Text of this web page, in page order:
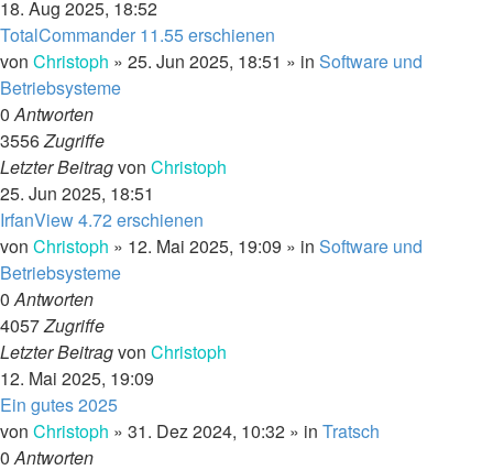
18. Aug 2025, 18:52
TotalCommander 11.55 erschienen
von Christoph » 25. Jun 2025, 18:51 » in Software und
Betriebsysteme
0Antworten
3556Zugriffe
Letzter Beitragvon Christoph
25. Jun 2025, 18:51
IrfanView 4.72 erschienen
von Christoph » 12. Mai 2025, 19:09 » in Software und
Betriebsysteme
0Antworten
4057Zugriffe
Letzter Beitragvon Christoph
12. Mai 2025, 19:09
Ein gutes 2025
von Christoph » 31. Dez 2024, 10:32 » in Tratsch
0Antworten